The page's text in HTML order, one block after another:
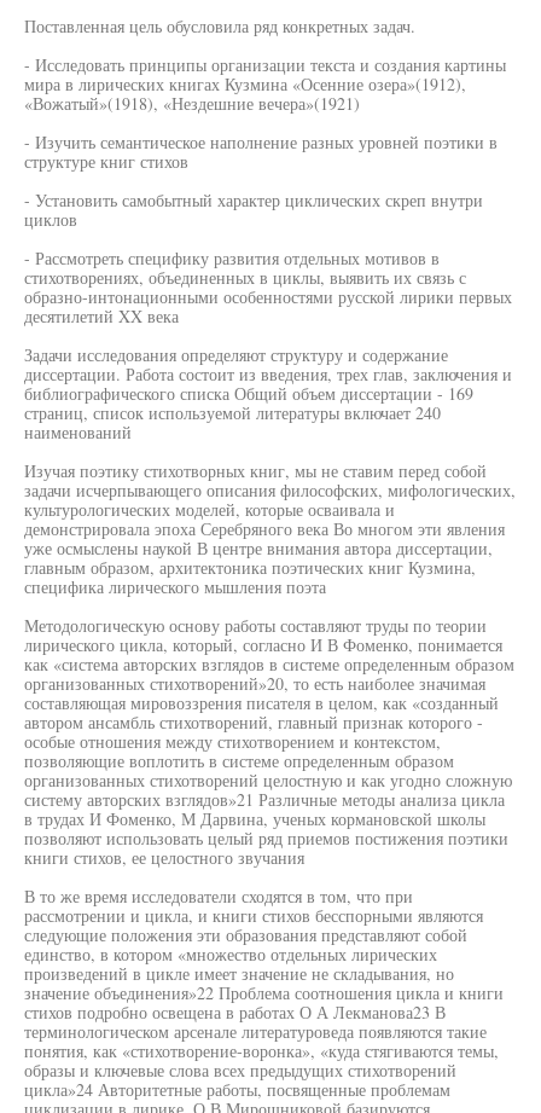
Поставленная цель обусловила ряд конкретных задач.
- Исследовать принципы организации текста и создания картины
мира в лирических книгах Кузмина «Осенние озера»(1912),
«Вожатый»(1918), «Нездешние вечера»(1921)
- Изучить семантическое наполнение разных уровней поэтики в
структуре книг стихов
- Установить самобытный характер циклических скреп внутри
циклов
- Рассмотреть специфику развития отдельных мотивов в
стихотворениях, объединенных в циклы, выявить их связь с
образно-интонационными особенностями русской лирики первых
десятилетий XX века
Задачи исследования определяют структуру и содержание
диссертации. Работа состоит из введения, трех глав, заключения и
библиографического списка Общий объем диссертации - 169
страниц, список используемой литературы включает 240
наименований
Изучая поэтику стихотворных книг, мы не ставим перед собой
задачи исчерпывающего описания философских, мифологических,
культурологических моделей, которые осваивала и
демонстрировала эпоха Серебряного века Во многом эти явления
уже осмыслены наукой В центре внимания автора диссертации,
главным образом, архитектоника поэтических книг Кузмина,
специфика лирического мышления поэта
Методологическую основу работы составляют труды по теории
лирического цикла, который, согласно И В Фоменко, понимается
как «система авторских взглядов в системе определенным образом
организованных стихотворений»20, то есть наиболее значимая
составляющая мировоззрения писателя в целом, как «созданный
автором ансамбль стихотворений, главный признак которого -
особые отношения между стихотворением и контекстом,
позволяющие воплотить в системе определенным образом
организованных стихотворений целостную и как угодно сложную
систему авторских взглядов»21 Различные методы анализа цикла
в трудах И Фоменко, М Дарвина, ученых кормановской школы
позволяют использовать целый ряд приемов постижения поэтики
книги стихов, ее целостного звучания
В то же время исследователи сходятся в том, что при
рассмотрении и цикла, и книги стихов бесспорными являются
следующие положения эти образования представляют собой
единство, в котором «множество отдельных лирических
произведений в цикле имеет значение не складывания, но
значение объединения»22 Проблема соотношения цикла и книги
стихов подробно освещена в работах О А Лекманова23 В
терминологическом арсенале литературоведа появляются такие
понятия, как «стихотворение-воронка», «куда стягиваются темы,
образы и ключевые слова всех предыдущих стихотворений
цикла»24 Авторитетные работы, посвященные проблемам